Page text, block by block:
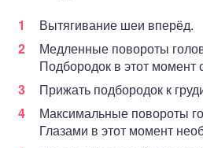
Вытягивание шеи вперёд.
Медленные повороты
Подбородок в этот момент
Прижать подбородок к
Максимальные повороты
Глазами в этот момент